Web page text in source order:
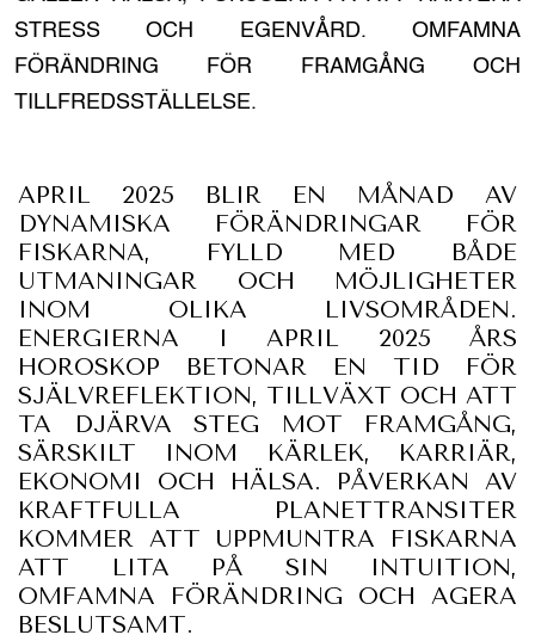
STRESS OCH EGENVÅRD. OMFAMNA
FÖRÄNDRING FÖR FRAMGÅNG OCH
TILLFREDSSTÄLLELSE.
APRIL 2025 BLIR EN MÅNAD AV
DYNAMISKA FÖRÄNDRINGAR FÖR
FISKARNA, FYLLD MED BÅDE
UTMANINGAR OCH MÖJLIGHETER
INOM OLIKA LIVSOMRÅDEN.
ENERGIERNA I APRIL 2025 ÅRS
HOROSKOP BETONAR EN TID FÖR
SJÄLVREFLEKTION, TILLVÄXT OCH ATT
TA DJÄRVA STEG MOT FRAMGÅNG,
SÄRSKILT INOM KÄRLEK, KARRIÄR,
EKONOMI OCH HÄLSA. PÅVERKAN AV
KRAFTFULLA PLANETTRANSITER
KOMMER ATT UPPMUNTRA FISKARNA
ATT LITA PÅ SIN INTUITION,
OMFAMNA FÖRÄNDRING OCH AGERA
BESLUTSAMT.